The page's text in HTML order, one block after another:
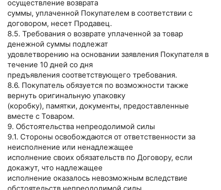
осуществление возврата
суммы, уплаченной Покупателем в соответствии с
договором, несет Продавец.
8.5. Требования о возврате уплаченной за товар
денежной суммы подлежат
удовлетворению на основании заявления Покупателя в
течение 10 дней со дня
предъявления соответствующего требования.
8.6. Покупатель обязуется по возможности также
вернуть оригинальную упаковку
(коробку), памятки, документы, предоставленные
вместе с Товаром.
9. Обстоятельства непреодолимой силы
9.1. Стороны освобождаются от ответственности за
неисполнение или ненадлежащее
исполнение своих обязательств по Договору, если
докажут, что надлежащее
исполнение оказалось невозможным вследствие